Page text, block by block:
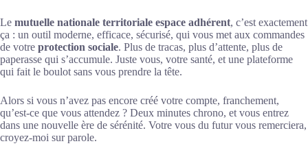
Le mutuelle nationale territoriale espace adhérent, c’est exactement
ça : un outil moderne, efficace, sécurisé, qui vous met aux commandes
de votre protection sociale. Plus de tracas, plus d’attente, plus de
paperasse qui s’accumule. Juste vous, votre santé, et une plateforme
qui fait le boulot sans vous prendre la tête.
Alors si vous n’avez pas encore créé votre compte, franchement,
qu’est-ce que vous attendez ? Deux minutes chrono, et vous entrez
dans une nouvelle ère de sérénité. Votre vous du futur vous remerciera,
croyez-moi sur parole.